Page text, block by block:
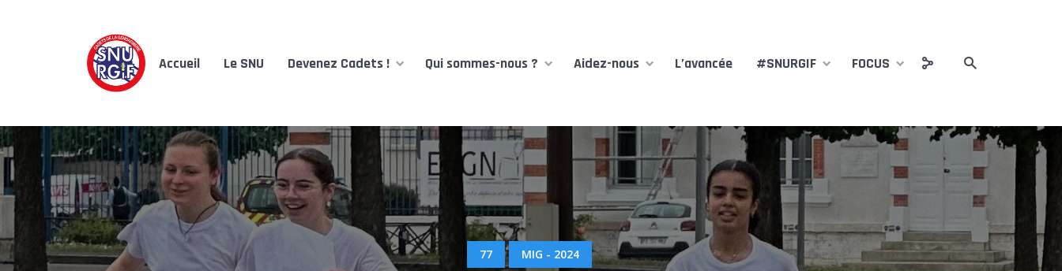
Accueil Le SNU Devenez Cadets ! Qui sommes-nous ? Aidez-nous L’avancée #SNURGIF FOCUS
77 MIG - 2024